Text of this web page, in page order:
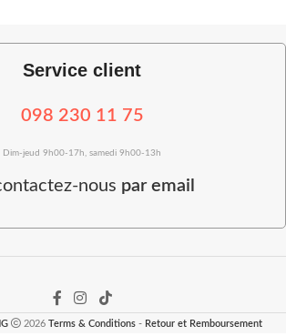
Service client
098 230 11 75
Dim-jeud 9h00-17h, samedi 9h00-13h
nous par email
2026 Terms & Conditions - Retour et Remboursement